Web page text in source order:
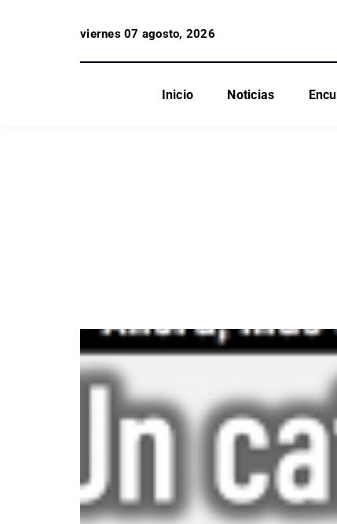
viernes 07 agosto, 2026
Inicio Noticias